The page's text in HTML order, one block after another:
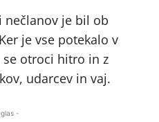
nečlanov je bil ob
je vse potekalo v
se otroci hitro in z
udarcev in vaj.
-